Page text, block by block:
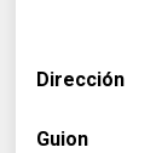
Dirección
Guion